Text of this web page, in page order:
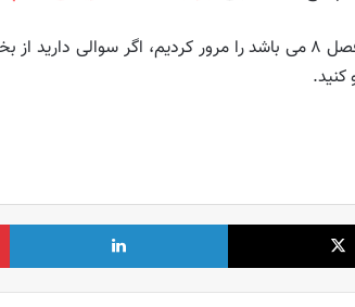
🔔 در این بخش جواب صفحه ۱۰۵ ریاضی هفتم که مربوط به فصل ۸ می
X